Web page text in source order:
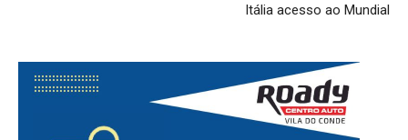
Itália acesso ao Mundial